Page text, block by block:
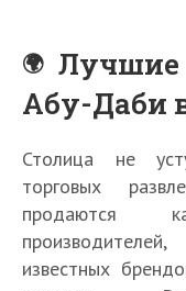
Лучшие
Абу-Даби
Столица не
торговых
продаются
известных